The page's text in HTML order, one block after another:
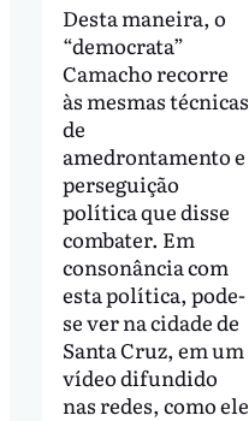
Desta maneira, o
“democrata”
Camacho recorre
às mesmas técnicas
de
amedrontamento e
perseguição
política que disse
combater. Em
consonância com
esta política, pode-
se ver na cidade de
Santa Cruz, em um
vídeo difundido
nas redes, como ele